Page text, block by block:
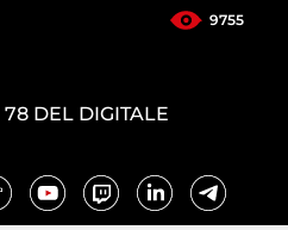
9755
DEL DIGITALE